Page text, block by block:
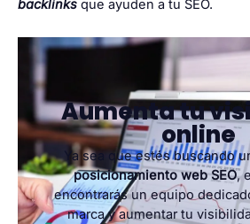
backlinks que ayuden a tu SEO.
Aumenta tu
online
Ya sea que estés buscando
posicionamiento web SEO,
encontrarás un equipo
marca y aumentar tu